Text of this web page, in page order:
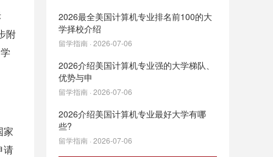
附
家
请
2026最全美国计算机专业排名前100的大
学择校介绍
留学指南 · 2026-07-06
2026介绍美国计算机专业强的大学梯队、
优势与申
留学指南 · 2026-07-06
2026介绍美国计算机专业最好大学有哪
些?
留学指南 · 2026-07-06